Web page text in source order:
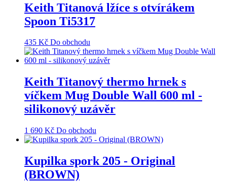
Keith Titanová lžíce s otvírákem
Spoon Ti5317
435 Kč Do obchodu
Keith Titanový thermo hrnek s
víčkem Mug Double Wall 600 ml -
silikonový uzávěr
1 690 Kč Do obchodu
Kupilka spork 205 - Original
(BROWN)